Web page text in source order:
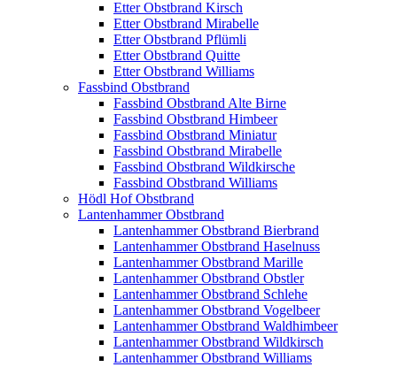
Etter Obstbrand Kirsch
Etter Obstbrand Mirabelle
Etter Obstbrand Pflümli
Etter Obstbrand Quitte
Etter Obstbrand Williams
Fassbind Obstbrand
Fassbind Obstbrand Alte Birne
Fassbind Obstbrand Himbeer
Fassbind Obstbrand Miniatur
Fassbind Obstbrand Mirabelle
Fassbind Obstbrand Wildkirsche
Fassbind Obstbrand Williams
Hödl Hof Obstbrand
Lantenhammer Obstbrand
Lantenhammer Obstbrand Bierbrand
Lantenhammer Obstbrand Haselnuss
Lantenhammer Obstbrand Marille
Lantenhammer Obstbrand Obstler
Lantenhammer Obstbrand Schlehe
Lantenhammer Obstbrand Vogelbeer
Lantenhammer Obstbrand Waldhimbeer
Lantenhammer Obstbrand Wildkirsch
Lantenhammer Obstbrand Williams